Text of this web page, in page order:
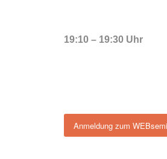
19:10 – 19:30 Uhr
Anmeldung zum